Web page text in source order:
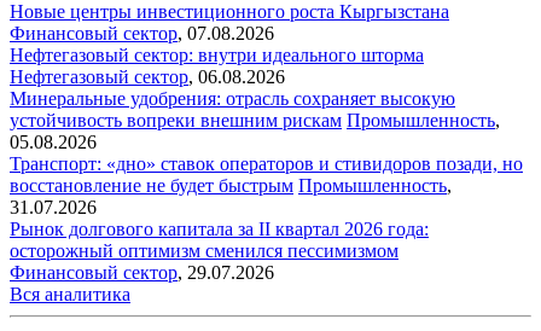
Новые центры инвестиционного роста Кыргызстана
Финансовый сектор, 07.08.2026
Нефтегазовый сектор: внутри идеального шторма
Нефтегазовый сектор, 06.08.2026
Минеральные удобрения: отрасль сохраняет высокую
устойчивость вопреки внешним рискам Промышленность,
05.08.2026
Транспорт: «дно» ставок операторов и стивидоров позади, но
восстановление не будет быстрым Промышленность,
31.07.2026
Рынок долгового капитала за II квартал 2026 года:
осторожный оптимизм сменился пессимизмом
Финансовый сектор, 29.07.2026
Вся аналитика